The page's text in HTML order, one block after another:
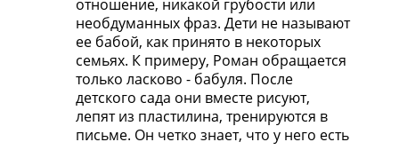
отношение, никакой грубости или
необдуманных фраз. Дети не называют
ее бабой, как принято в некоторых
семьях. К примеру, Роман обращается
только ласково - бабуля. После
детского сада они вместе рисуют,
лепят из пластилина, тренируются в
письме. Он четко знает, что у него есть